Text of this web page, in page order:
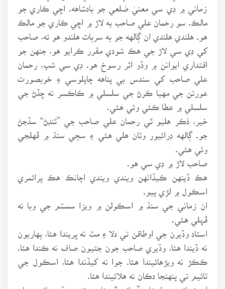
زماني ۾ ڊي سي معنيٰ ضلعي جو بادشاهه. اڇي ڪاري جو
مالڪ. سو رحمان علي صاحب به لاڙ ۾ اڇي ڪاري جو مالڪ
هو. هلندي هلندي ان ڳالهه جو به سرٻاٽ هلندو هو ته، صاحب
کي ڊي سي لاڙ جي هڪ شودي مقرر ڪرايو هو، جنهن جو
اقتداري ايوانن ۾ وڏو اثر رسوخ هو. ڊي سي شپ، رحمان
علي صاحب کي سندس بي پناهه چاپلوسي ۽ خوبصورت
عورتن جي مهيا ڪرڻ جي سلسلي ۾ ڪاڪسر نه ڇڏڻ جي
سلسلي ۾ عطا ڪئي وئي هئي.
خير، ذڪر هليو ٿي رحمان علي صاحب جي ”ٽنڊڻ“ سڏجڻ
جو. ڳالهه ڊرائيور وٽان هلي هئي ۽ سڄي سنڌ ۾ ڦهلجي
صاحب لاڙ ۾ ڊي سي هو.
هڪ ڏينهن ڪيڏانهن ويندي ويندي اچانڪ هڪ پرائمري
اسڪول ۾ لڙي پيو.
ان زماني جي سنڌ ۾ اسڪولن ۾ ويزا سسٽم جي وبا نه
ڦہلي هئي.
استاد وڏيرن جي اوطاقن تي دلا ۽ مٽ نه ڀريندا هئا، ٻهاريون
نه ڏيندا هئا، وڏيري صاحب جون جتيون صاف نه ڪندا هئا.
ڪڪڙ نه ويڙهائيندا هئا. جوا نه کيڏندا هئا، اسڪول جي
ٽائيم تي پنهنجا دڪان نه هلائيندا هئا.
ان زماني ۾ استاد، ”سائين“ هئا. هرننڍو وڏو سائين سان